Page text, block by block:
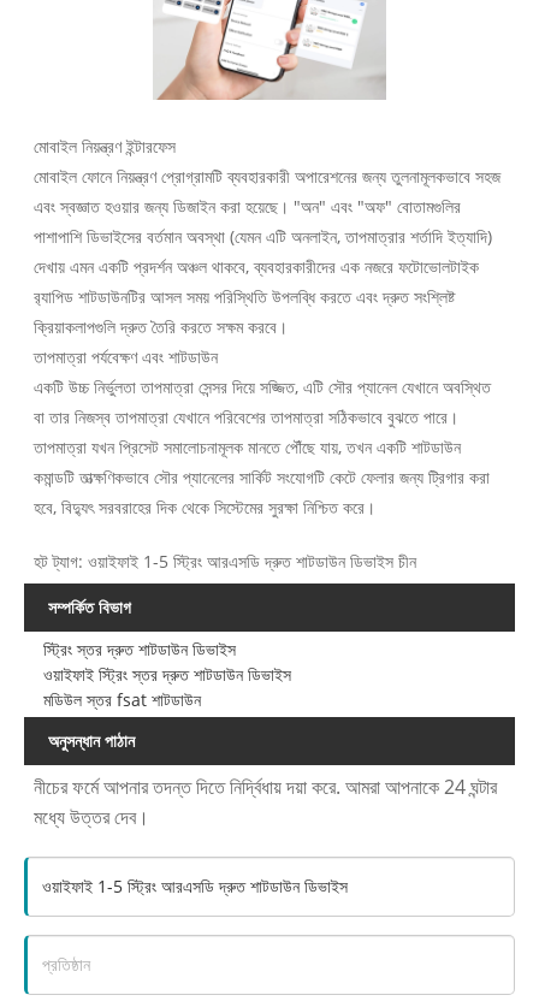
মোবাইল নিয়ন্ত্রণ ইন্টারফেস
মোবাইল ফোনে নিয়ন্ত্রণ প্রোগ্রামটি ব্যবহারকারী অপারেশনের জন্য তুলনামূলকভাবে সহজ
এবং স্বজ্ঞাত হওয়ার জন্য ডিজাইন করা হয়েছে। "অন" এবং "অফ" বোতামগুলির
পাশাপাশি ডিভাইসের বর্তমান অবস্থা (যেমন এটি অনলাইন, তাপমাত্রার শর্তাদি ইত্যাদি)
দেখায় এমন একটি প্রদর্শন অঞ্চল থাকবে, ব্যবহারকারীদের এক নজরে ফটোভোলটাইক
র‌্যাপিড শাটডাউনটির আসল সময় পরিস্থিতি উপলব্ধি করতে এবং দ্রুত সংশ্লিষ্ট
ক্রিয়াকলাপগুলি দ্রুত তৈরি করতে সক্ষম করবে।
তাপমাত্রা পর্যবেক্ষণ এবং শাটডাউন
একটি উচ্চ নির্ভুলতা তাপমাত্রা সেন্সর দিয়ে সজ্জিত, এটি সৌর প্যানেল যেখানে অবস্থিত
বা তার নিজস্ব তাপমাত্রা যেখানে পরিবেশের তাপমাত্রা সঠিকভাবে বুঝতে পারে।
তাপমাত্রা যখন প্রিসেট সমালোচনামূলক মানতে পৌঁছে যায়, তখন একটি শাটডাউন
কমান্ডটি তাত্ক্ষণিকভাবে সৌর প্যানেলের সার্কিট সংযোগটি কেটে ফেলার জন্য ট্রিগার করা
হবে, বিদ্যুৎ সরবরাহের দিক থেকে সিস্টেমের সুরক্ষা নিশ্চিত করে।
হট ট্যাগ: ওয়াইফাই 1-5 স্ট্রিং আরএসডি দ্রুত শাটডাউন ডিভাইস চীন
সম্পর্কিত বিভাগ
স্ট্রিং স্তর দ্রুত শাটডাউন ডিভাইস
ওয়াইফাই স্ট্রিং স্তর দ্রুত শাটডাউন ডিভাইস
মডিউল স্তর fsat শাটডাউন
অনুসন্ধান পাঠান
নীচের ফর্মে আপনার তদন্ত দিতে নির্দ্বিধায় দয়া করে. আমরা আপনাকে 24 ঘন্টার
মধ্যে উত্তর দেব।